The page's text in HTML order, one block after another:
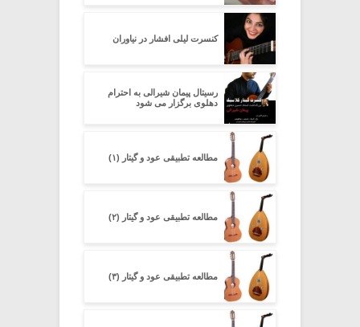
کنسرت لیلی افشار در نیاوران
رسیتال پیمان شیرالی به احترام
دهلوی برگزار می شود
مطالعه تطبیقی عود و گیتار (۱)
مطالعه تطبیقی عود و گیتار (۲)
مطالعه تطبیقی عود و گیتار (۳)